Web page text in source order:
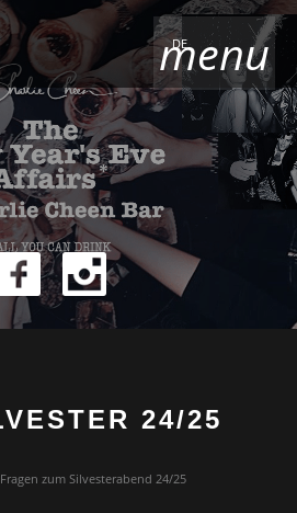
menu
DE
24/25
zum Silvesterabend 24/25